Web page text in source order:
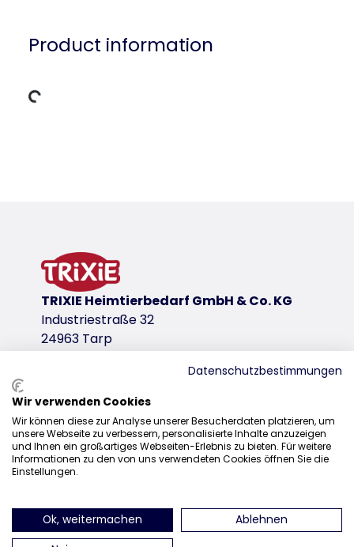
Product information
product variant: unique product number
for item
TRIXIE Heimtierbedarf GmbH & Co. KG
Industriestraße 32
24963 Tarp
Sales
0207 1542940
sales@trixieuk.uk
find us on Instagram
find us on Facebook
find us on Pinterest
find us on
Datenschutzbestimmungen
Wir verwenden Cookies
Wir können diese zur Analyse unserer Besucherdaten platzieren, um
unsere Webseite zu verbessern, personalisierte Inhalte anzuzeigen
und Ihnen ein großartiges Webseiten-Erlebnis zu bieten. Für weitere
Informationen zu den von uns verwendeten Cookies öffnen Sie die
Einstellungen.
Ok, weitermachen
Ablehnen